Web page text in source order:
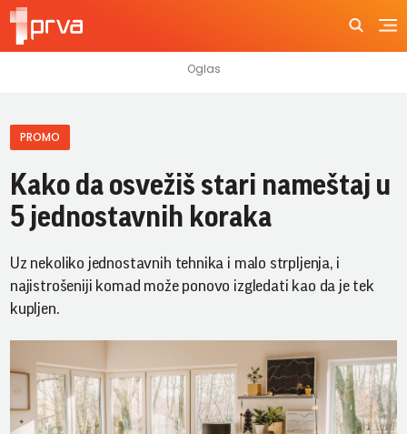
PROMO
Kako da osvežiš stari nameštaj u
5 jednostavnih koraka
Uz nekoliko jednostavnih tehnika i malo strpljenja, i
najistrošeniji komad može ponovo izgledati kao da je tek
kupljen.